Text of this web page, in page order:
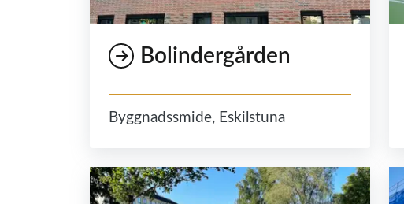
Bolindergården
Byggnadssmide, Eskilstuna